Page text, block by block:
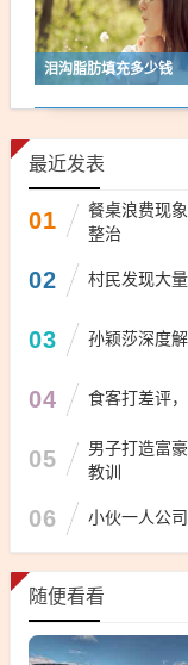
泪沟脂肪填充多少钱
最近发表
01
餐桌浪费现
整治
02 村民发现大
03 孙颖莎深度
04 食客打差评
05
男子打造富
教训
06 小伙一人公
随便看看